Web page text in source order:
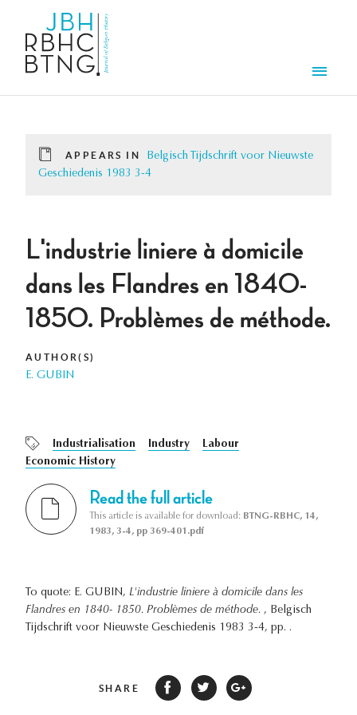
APPEARS IN
Belgisch Tijdschrift voor Nieuwste
Geschiedenis 1983 3-4
L'industrie liniere à domicile
dans les Flandres en 1840-
1850. Problèmes de méthode.
AUTHOR(S)
E. GUBIN
Industrialisation Industry
Labour
Economic History
Read the full article
This article is available for download: BTNG-RBHC, 14,
1983, 3-4, pp 369-401.pdf
To quote: E. GUBIN, L'industrie liniere à domicile dans les
Flandres en 1840- 1850. Problèmes de méthode. , Belgisch
Tijdschrift voor Nieuwste Geschiedenis 1983 3-4, pp. .
SHARE